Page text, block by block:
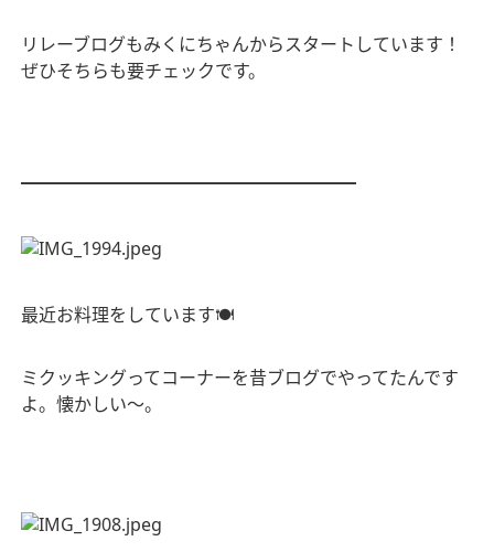
リレーブログもみくにちゃんからスタートしています！
ぜひそちらも要チェックです。
━━━━━━━━━━━━━━━━━━━
最近お料理をしています🍽
ミクッキングってコーナーを昔ブログでやってたんです
よ。懐かしい〜。